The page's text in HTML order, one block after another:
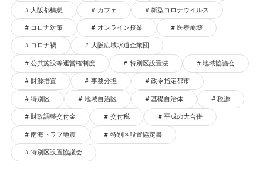
大阪都構想 カフェ 新型コロナウイルス
コロナ対策 オンライン授業 医療崩壊
コロナ禍 大阪広域水道企業団
公共施設等運営権制度 特別区設置法 地域協議会
財源措置 事務分担 政令指定都市
特別区 地域自治区 基礎自治体 税源
財政調整交付金 交付税 平成の大合併
南海トラフ地震 特別区設置協定書
特別区設置協議会